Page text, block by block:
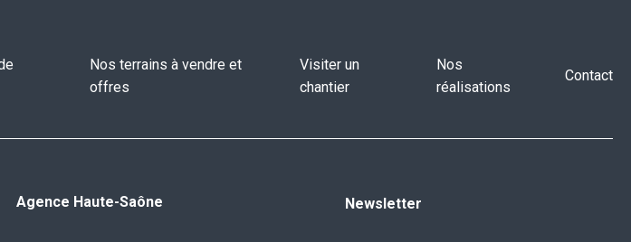
Nos terrains à vendre et
offres
Visiter un
chantier
Nos
réalisations
Contact
Agence Haute-Saône Newsletter